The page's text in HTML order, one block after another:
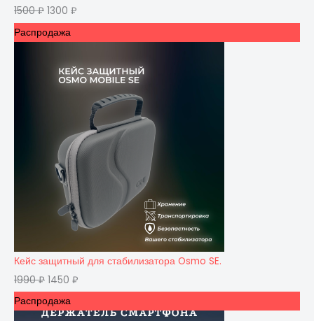
1500₽ 1300 ₽
Распродажа
Кейс защитный для стабилизатора Osmo SE.
1990₽ 1450 ₽
Распродажа